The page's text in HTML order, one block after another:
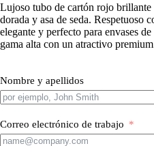
Lujoso tubo de cartón rojo brillante
dorada y asa de seda. Respetuoso
elegante y perfecto para envases
gama alta con un atractivo
Nombre y apellidos
Correo electrónico de trabajo